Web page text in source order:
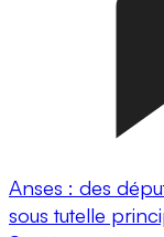
Anses : des
sous tutelle